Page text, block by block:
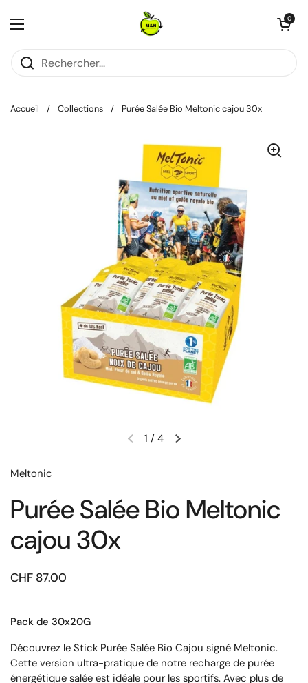
Ouvrir le menu
Ouvrir le
0
Accueil / Collections / Purée Salée Bio Meltonic cajou 30x
1 / 4
Meltonic
Purée Salée Bio Meltonic
cajou 30x
CHF 87.00
Pack de 30x20G
Découvrez le Stick Purée Salée Bio Cajou signé Meltonic.
Cette version ultra-pratique de notre recharge de purée
énergétique salée est idéale pour les sportifs. Avec plus de